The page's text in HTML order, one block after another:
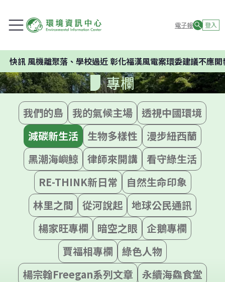
電子報 登入
離聚落、學校過近 彰化福漢風電案環委建議不應開發
專欄
我們的島 我的氣候主場
透視中國環境
減碳新生活
生物多樣性
漫步紐西蘭
黑潮海嶼鯨
律師來開講
看守綠生活
RE-THINK新日常
自然生命印象
林里之間
從河說起
地球公民通訊
楊家旺專欄
暗空之眼
企鵝專欄
賈福相專欄
綠色人物
楊宗翰Freegan系列文章
永續海鱻食堂